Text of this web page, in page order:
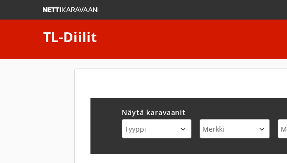
TL-Diilit
Näytä karavaanit
Tyyppi Merkki